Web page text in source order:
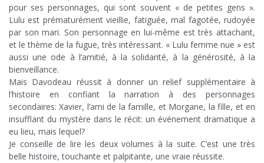
pour ses personnages, qui sont souvent « de petites gens ».
Lulu est prématurément vieillie, fatiguée, mal fagotée, rudoyée
par son mari. Son personnage en lui-même est très attachant,
et le thème de la fugue, très intéressant. « Lulu femme nue » est
aussi une ode à l’amitié, à la solidarité, à la générosité, à la
bienveillance.
Mais Davodeau réussit à donner un relief supplémentaire à
l’histoire en confiant la narration à des personnages
secondaires: Xavier, l’ami de la famille, et Morgane, la fille, et en
insufflant du mystère dans le récit: un événement dramatique a
eu lieu, mais lequel?
Je conseille de lire les deux volumes à la suite. C’est une très
belle histoire, touchante et palpitante, une vraie réussite.